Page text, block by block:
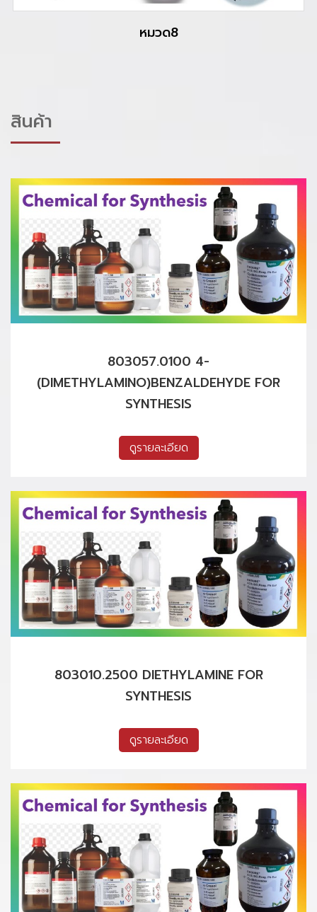
หมวด8
สินค้า
803057.0100 4-
(DIMETHYLAMINO)BENZALDEHYDE FOR
SYNTHESIS
ดูรายละเอียด
803010.2500 DIETHYLAMINE FOR
SYNTHESIS
ดูรายละเอียด